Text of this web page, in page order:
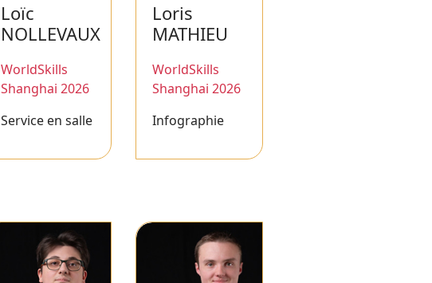
Loïc
NOLLEVAUX
WorldSkills
Shanghai 2026
Service en salle
Loris
MATHIEU
WorldSkills
Shanghai 2026
Infographie